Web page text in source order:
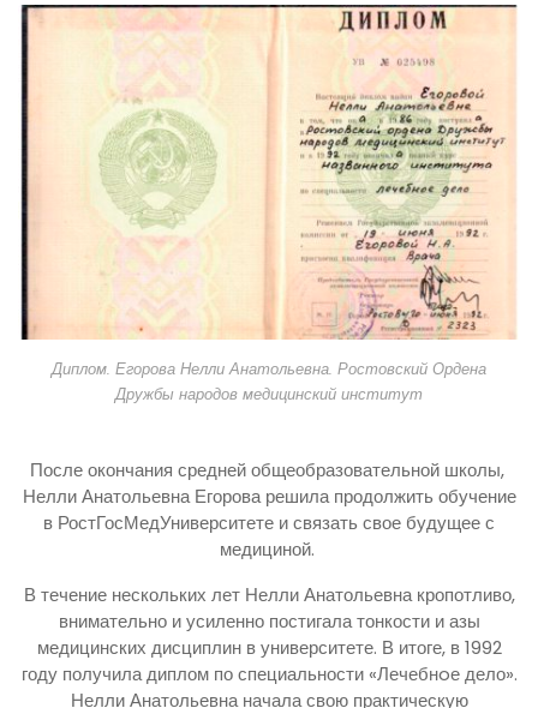
Диплом. Егорова Нелли Анатольевна. Ростовский Ордена
Дружбы народов медицинский институт
После окончания средней общеобразовательной школы,
Нелли Анатольевна Егорова решила продолжить обучение
в РостГосМедУниверситете и связать свое будущее с
медициной.
В течение нескольких лет Нелли Анатольевна кропотливо,
внимательно и усиленно постигала тонкости и азы
медицинских дисциплин в университете. В итоге, в 1992
году получила диплом по специальности «Лечебнoе дело».
Нелли Анатольевна начала свою практическую